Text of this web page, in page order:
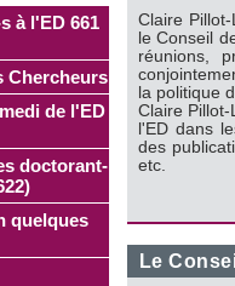
à l'ED 661
Chercheurs
de l'ED
doctorant-
quelques
Claire
le Conseil
réunions,
la politique
Claire
l'ED dans
des
etc.
Le